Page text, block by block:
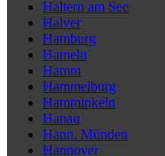
Haltern am See
Halver
Hamburg
Hameln
Hamm
Hammelburg
Hamminkeln
Hanau
Hann. Münden
Hannover